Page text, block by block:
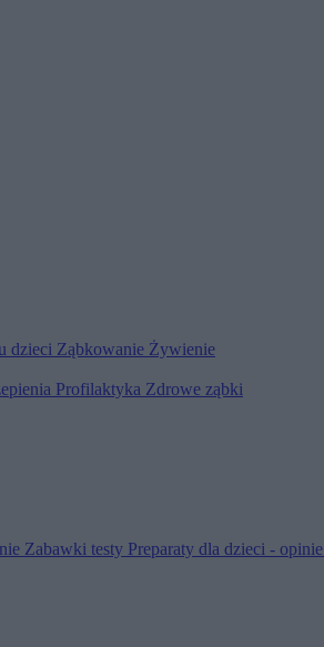
dzieci Ząbkowanie Żywienie
Profilaktyka Zdrowe ząbki
Zabawki testy Preparaty dla dzieci - opinie